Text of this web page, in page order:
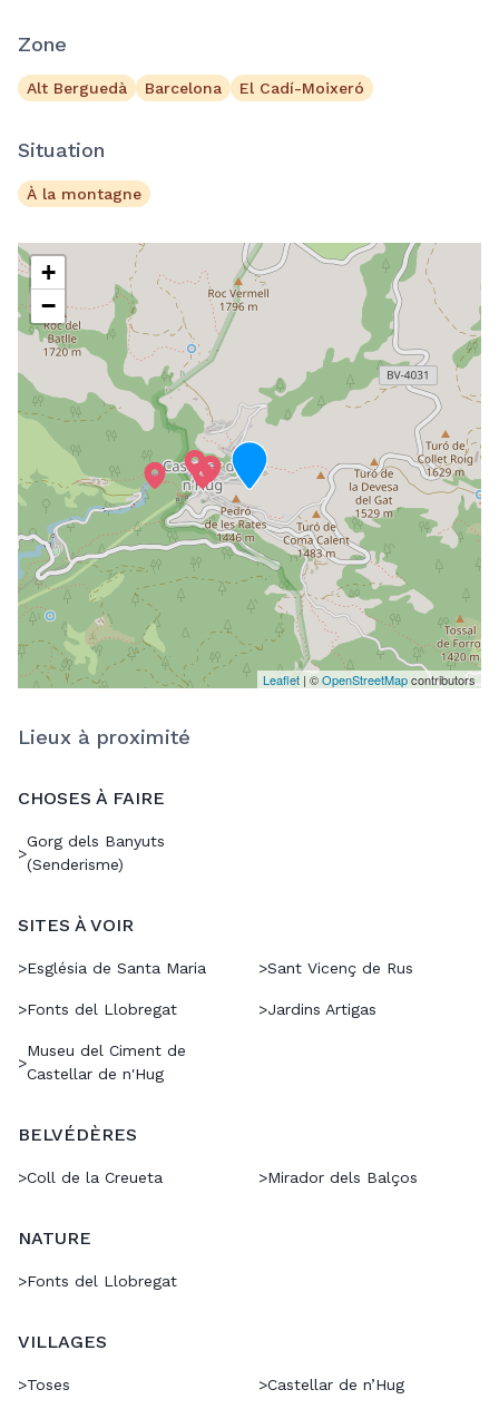
Zone
Alt Berguedà Barcelona El Cadí-Moixeró
Situation
À la montagne
+
−
Leaflet | ©OpenStreetMapcontributors
Lieux à proximité
CHOSES À FAIRE
>
Gorg dels Banyuts
(Senderisme)
SITES À VOIR
>Església de Santa Maria >Sant Vicenç de Rus
>Fonts del Llobregat >Jardins Artigas
>
Museu del Ciment de
Castellar de n'Hug
BELVÉDÈRES
>Coll de la Creueta >Mirador dels Balços
NATURE
>Fonts del Llobregat
VILLAGES
>Toses >Castellar de n’Hug